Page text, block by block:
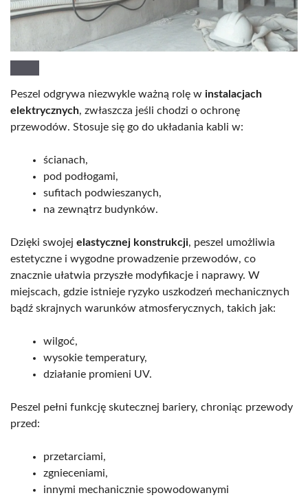
Peszel odgrywa niezwykle ważną rolę w instalacjach
elektrycznych, zwłaszcza jeśli chodzi o ochronę
przewodów. Stosuje się go do układania kabli w:
ścianach,
pod podłogami,
sufitach podwieszanych,
na zewnątrz budynków.
Dzięki swojej elastycznej konstrukcji, peszel umożliwia
estetyczne i wygodne prowadzenie przewodów, co
znacznie ułatwia przyszłe modyfikacje i naprawy. W
miejscach, gdzie istnieje ryzyko uszkodzeń mechanicznych
bądź skrajnych warunków atmosferycznych, takich jak:
wilgoć,
wysokie temperatury,
działanie promieni UV.
Peszel pełni funkcję skutecznej bariery, chroniąc przewody
przed:
przetarciami,
zgnieceniami,
innymi mechanicznie spowodowanymi